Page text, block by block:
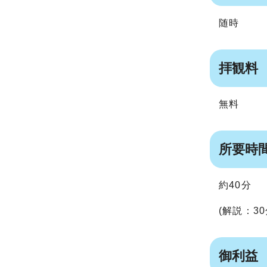
随時
拝観料
無料
所要時
約40分
(解説：
御利益